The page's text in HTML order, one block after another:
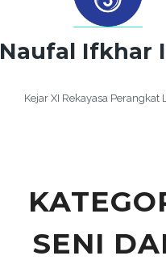
Naufal Ifkhar
Kejar XI Rekayasa Perangkat
SENI